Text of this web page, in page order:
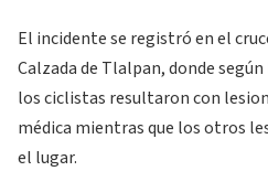
El incidente se registró en el
Calzada de Tlalpan, donde
los ciclistas resultaron con
médica mientras que los otros
el lugar.